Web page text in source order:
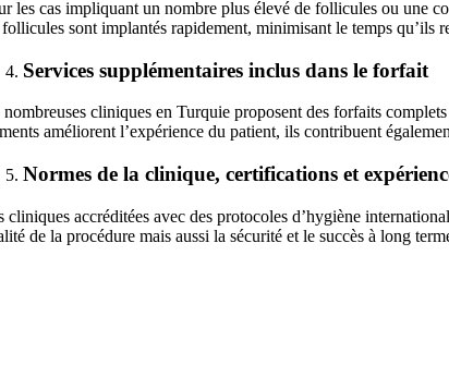
les cas impliquant un nombre plus élevé de follicules ou une
follicules sont implantés rapidement, minimisant le temps qu’ils
Services supplémentaires inclus dans le forfait
nombreuses cliniques en Turquie proposent des forfaits
améliorent l’expérience du patient, ils contribuent
Normes de la clinique, certifications et
cliniques accréditées avec des protocoles d’hygiène
de la procédure mais aussi la sécurité et le succès à long